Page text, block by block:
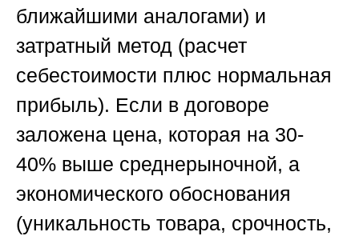
ближайшими аналогами) и
затратный метод (расчет
себестоимости плюс нормальная
прибыль). Если в договоре
заложена цена, которая на 30-
40% выше среднерыночной, а
экономического обоснования
(уникальность товара, срочность,